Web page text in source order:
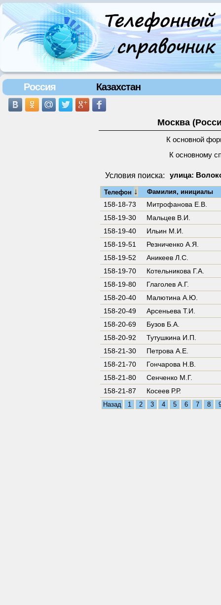
Россия Казахстан
Москва
К основной
К основному
Условия поиска: улица:
Телефон ↓ Фамилия, инициалы
158-18-73
Митрофанова Е.В.
158-19-30
Мальцев В.И.
158-19-40
Ильин М.И.
158-19-51
Резниченко А.Я.
158-19-52
Аникеев Л.С.
158-19-70
Котельникова Г.А.
158-19-80
Глаголев А.Г.
158-20-40
Малютина А.Ю.
158-20-49
Арсеньева Т.И.
158-20-69
Бузов Б.А.
158-20-92
Тутушкина И.П.
158-21-30
Петрова А.Е.
158-21-70
Гончарова Н.В.
158-21-80
Сенченко М.Г.
158-21-87
Косеев Р.Р.
Назад 1 2 3 4 5 6 7 8